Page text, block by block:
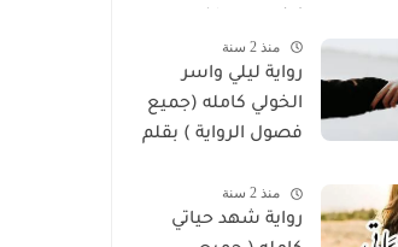
منذ 2 سنة
رواية ليلي واسر
الخولي كامله (جميع
فصول الرواية ) بقلم
منذ 2 سنة
رواية شهد حياتي